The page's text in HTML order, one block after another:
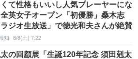
くて性格もいいし人気プレーヤーにな
英女子オープン「初優勝」桑木志
ジオ生放送」で徳光和夫さんが絶賛
知 8/8(土) 7:22
の回顧展「生誕120年記念 須田剋太